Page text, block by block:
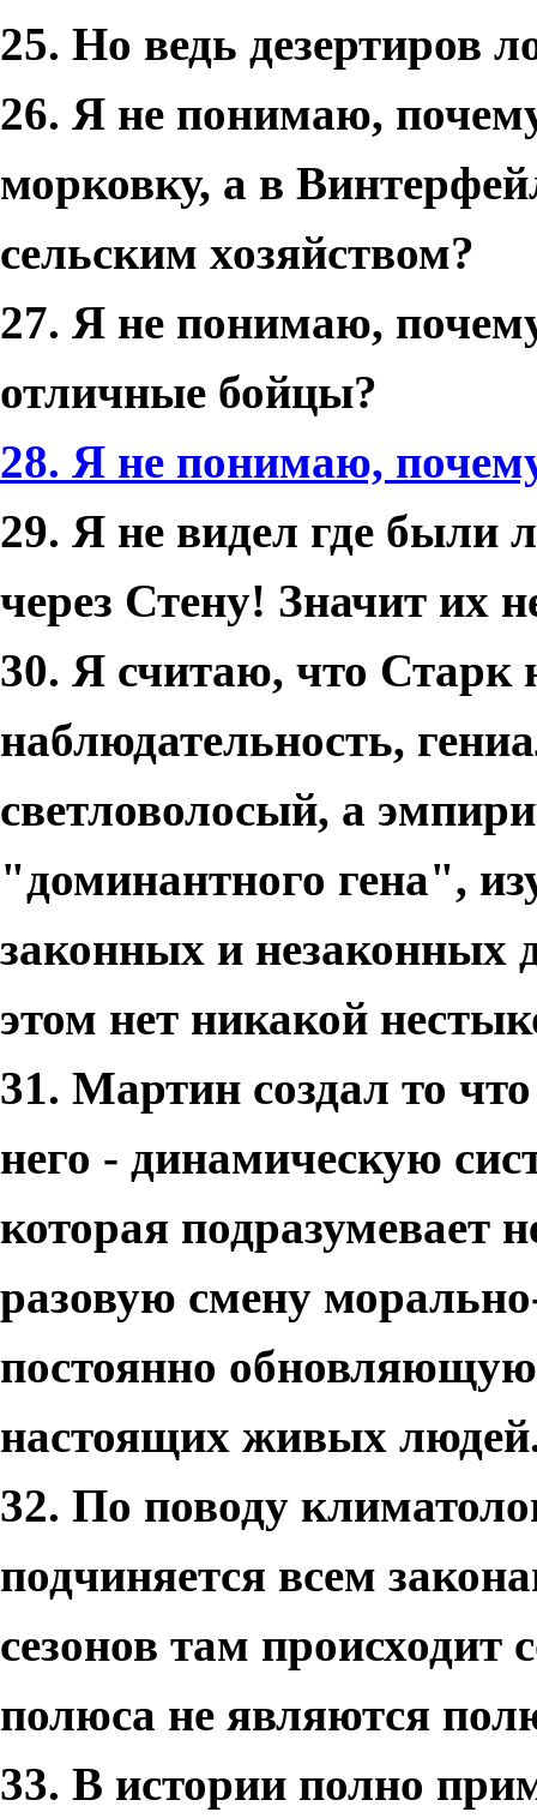
25. Но ведь дезертиров
26. Я не понимаю,
морковку, а в
сельским хозяйством?
27. Я не понимаю,
отличные бойцы?
28. Я не понимаю,
29. Я не видел где были
через Стену! Значит их
30. Я считаю, что Старк
наблюдательность,
светловолосый, а
"доминантного гена",
законных и незаконных
этом нет никакой
31. Мартин создал то
него - динамическую
которая подразумевает
разовую смену
постоянно
настоящих живых
32. По поводу
подчиняется всем
сезонов там происходит
полюса не являются
33. В истории полно